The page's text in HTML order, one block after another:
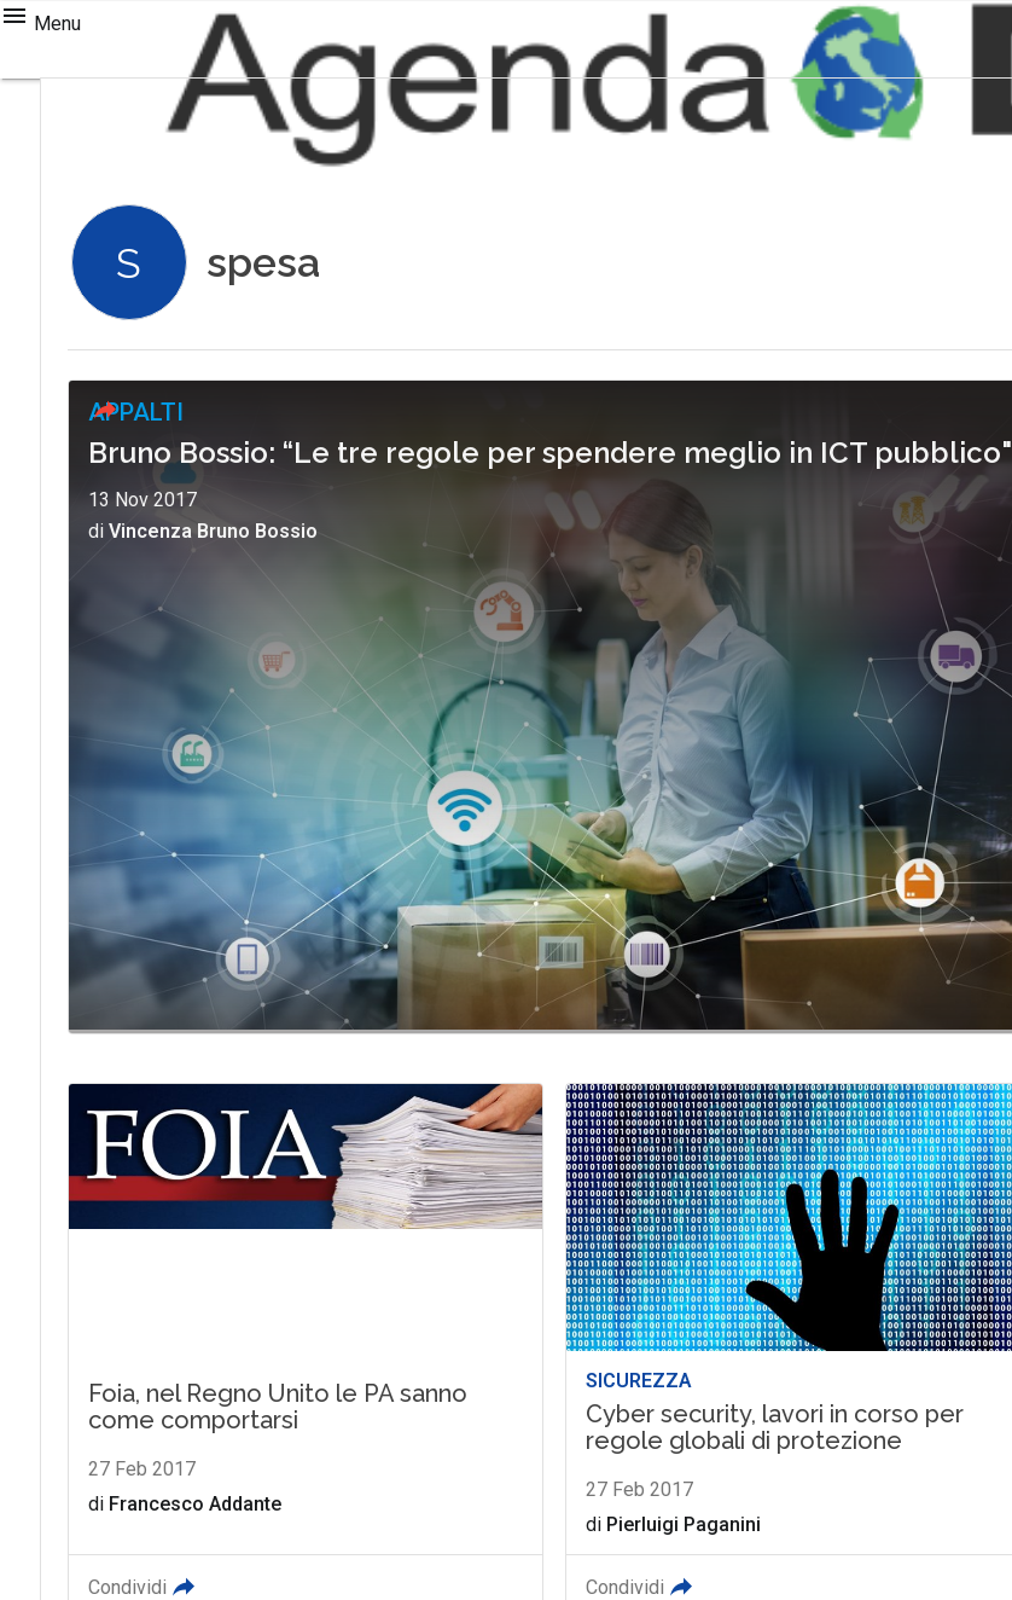
Menu
S spesa
APPALTI
Bruno Bossio: “Le tre regole per spendere meglio in ICT pubblico"
13 Nov 2017
di Vincenza Bruno Bossio
Foia, nel Regno Unito le PA sanno
come comportarsi
27 Feb 2017
di Francesco Addante
Condividi
SICUREZZA
Cyber security, lavori in corso per
regole globali di protezione
27 Feb 2017
di Pierluigi Paganini
Condividi